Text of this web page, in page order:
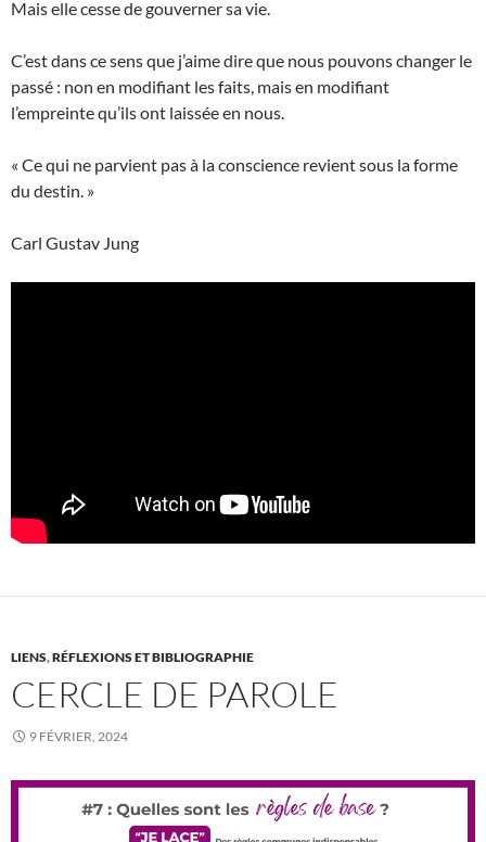
Mais elle cesse de gouverner sa vie.
C’est dans ce sens que j’aime dire que nous pouvons changer le
passé : non en modifiant les faits, mais en modifiant
l’empreinte qu’ils ont laissée en nous.
« Ce qui ne parvient pas à la conscience revient sous la forme
du destin. »
Carl Gustav Jung
LIENS,RÉFLEXIONS ET BIBLIOGRAPHIE
CERCLE DE PAROLE
9 FÉVRIER, 2024